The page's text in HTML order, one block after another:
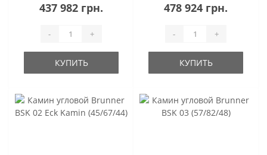
437 982 грн.
- +
КУПИТЬ
478 924 грн.
- +
КУПИТЬ